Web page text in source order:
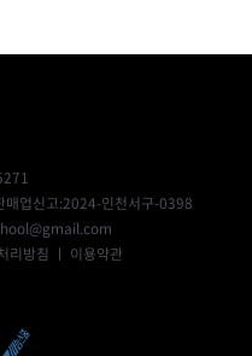
매업신고:2024-인천서구-0398
리방침 ㅣ 이용약관